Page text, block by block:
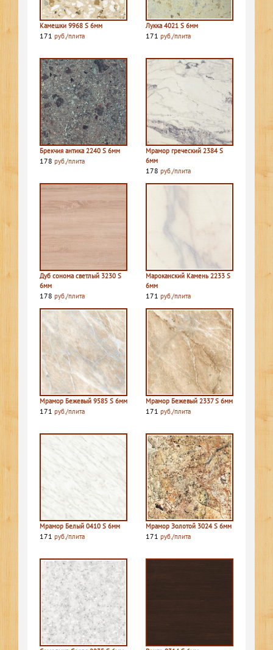
Камешки 9968 S 6мм
171 руб./плита
Лукка 4021 S 6мм
171 руб./плита
Брекчия антика 2240 S 6мм
178 руб./плита
Мрамор греческий 2384 S
6мм
178 руб./плита
Дуб сонома светлый 3230 S
6мм
178 руб./плита
Мароканский Камень 2233 S
6мм
171 руб./плита
Мрамор Бежевый 9585 S 6мм
171 руб./плита
Мрамор Бежевый 2337 S 6мм
171 руб./плита
Мрамор Белый 0410 S 6мм
171 руб./плита
Мрамор Золотой 3024 S 6мм
171 руб./плита